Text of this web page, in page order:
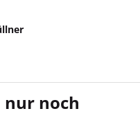
nur noch